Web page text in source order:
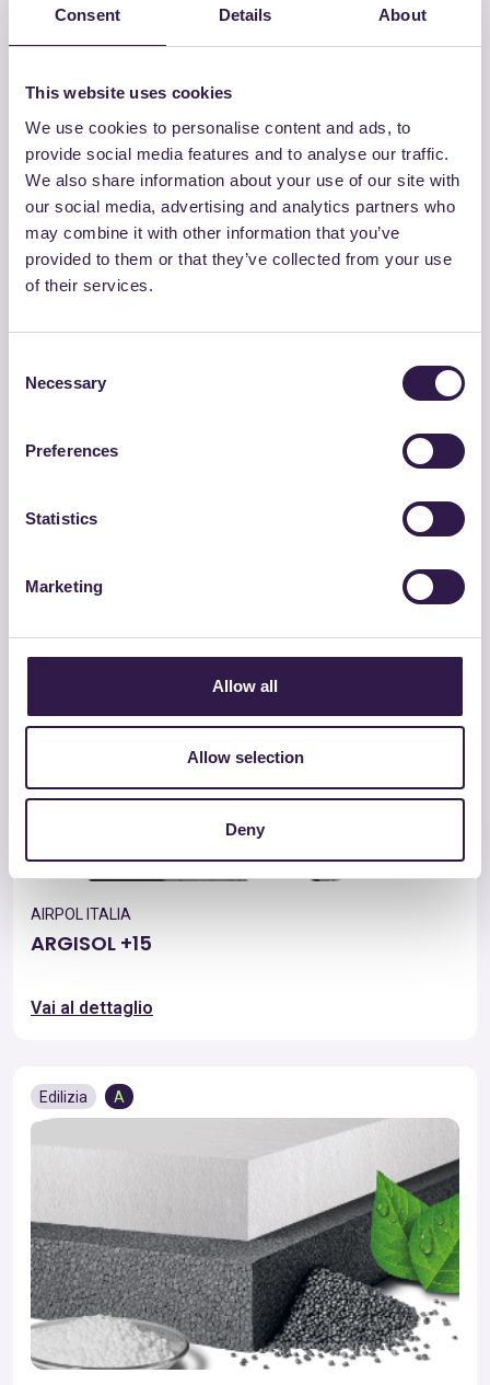
Consent Details About
This website uses cookies
We use cookies to personalise content and ads, to
provide social media features and to analyse our traffic.
We also share information about your use of our site with
our social media, advertising and analytics partners who
may combine it with other information that you’ve
provided to them or that they’ve collected from your use
of their services.
Selection
Necessary
Preferences
Statistics
Marketing
Allow all
Allow selection
Deny
Isolamento
aircam-POR 100 / 200
Vai al dettaglio
AIRPOL ITALIA
ARGISOL +15
Vai al dettaglio
Edilizia A